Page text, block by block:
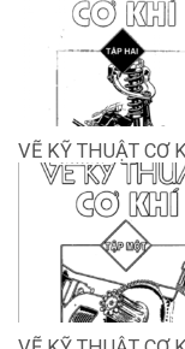
VẼ KỸ THUẬT CƠ